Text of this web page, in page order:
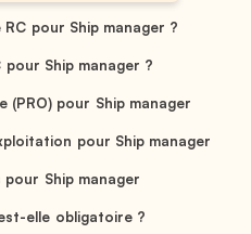
pour Ship manager ?
Ship manager ?
(PRO) pour Ship manager
pour Ship manager
Ship manager
elle obligatoire ?